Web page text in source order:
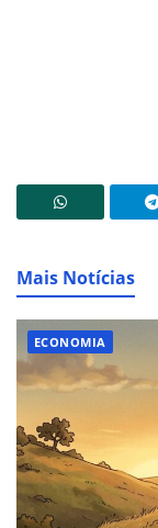
Mais Notícias
ECONOMIA